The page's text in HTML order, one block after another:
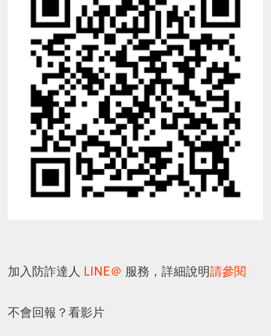
加入防詐達人 LINE＠ 服務，詳細說明請參閱
不會回報？看影片